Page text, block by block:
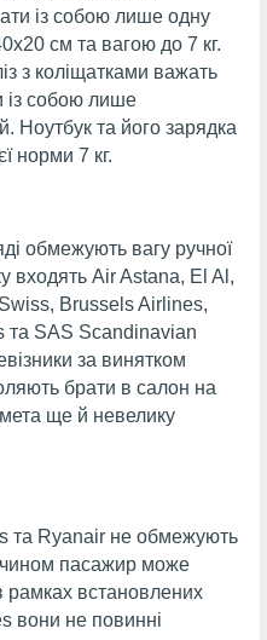
із собою лише одну
см та вагою до 7 кг.
з коліщатками важать
із собою лише
Ноутбук та його зарядка
норми 7 кг.
обмежують вагу ручної
входять Air Astana, El Al,
Brussels Airlines,
та SAS Scandinavian
за винятком
брати в салон на
ще й невелику
та Ryanair не обмежують
чином пасажир може
рамках встановлених
вони не повинні